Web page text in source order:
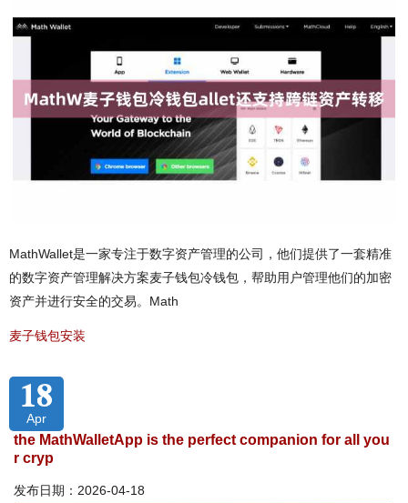
MathWallet是一家专注于数字资产管理的公司，他们提供了一套精准
的数字资产管理解决方案麦子钱包冷钱包，帮助用户管理他们的加密
资产并进行安全的交易。Math
麦子钱包安装
18
Apr
the MathWalletApp is the perfect companion for all you
r cryp
发布日期：2026-04-18